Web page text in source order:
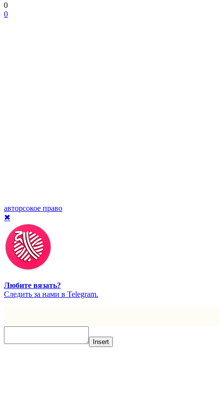
0
0
авторсокое право
✖
Любите вязать?
Cледить за нами в Telegram.
Insert